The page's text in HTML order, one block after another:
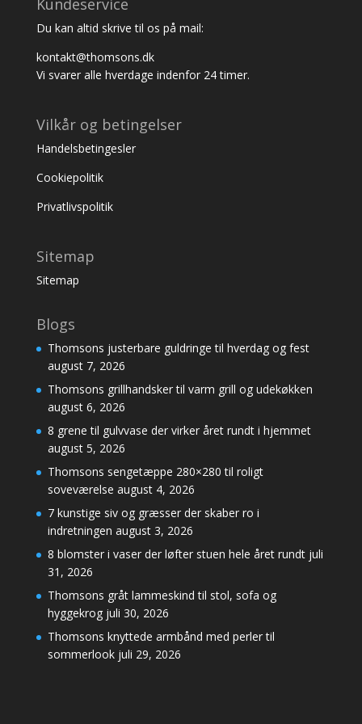
Du kan altid skrive til os på mail:
kontakt@thomsons.dk
Vi svarer alle hverdage indenfor 24 timer.
Vilkår og betingelser
Handelsbetingesler
Cookiepolitik
Privatlivspolitik
Sitemap
Sitemap
Blogs
Thomsons justerbare guldringe til hverdag og fest
august 7, 2026
Thomsons grillhandsker til varm grill og udekøkken
august 6, 2026
8 grene til gulvvase der virker året rundt i hjemmet
august 5, 2026
Thomsons sengetæppe 280×280 til roligt
soveværelse august 4, 2026
7 kunstige siv og græsser der skaber ro i
indretningen august 3, 2026
8 blomster i vaser der løfter stuen hele året rundt juli
31, 2026
Thomsons gråt lammeskind til stol, sofa og
hyggekrog juli 30, 2026
Thomsons knyttede armbånd med perler til
sommerlook juli 29, 2026